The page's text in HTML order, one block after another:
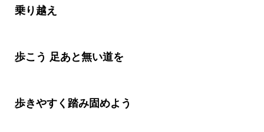
乗り越え
歩こう 足あと無い道を
歩きやすく踏み固めよう